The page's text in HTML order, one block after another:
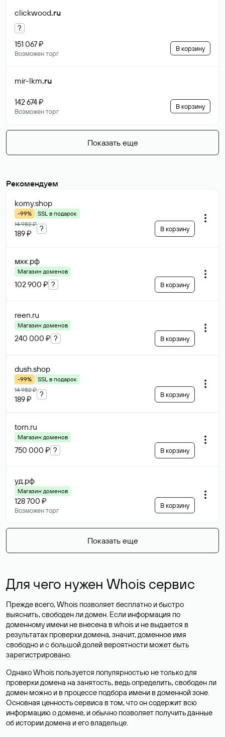
clickwood.ru
?
151 067 ₽
Возможен торг
В корзину
mir-lkm.ru
142 674 ₽
Возможен торг
В корзину
Показать еще
Рекомендуем
komy.shop
-99%
SSL в подарок
14 982 ₽
189 ₽
? В корзину
мхк.рф
Магазин доменов
102 900 ₽ ? В корзину
reen.ru
Магазин доменов
240 000 ₽ ? В корзину
dush.shop
-99%
SSL в подарок
14 982 ₽
189 ₽
? В корзину
torn.ru
Магазин доменов
750 000 ₽ ? В корзину
уд.рф
Магазин доменов
128 700 ₽
Возможен торг
В корзину
Показать еще
Для чего нужен Whois сервис
Прежде всего, Whois позволяет бесплатно и быстро
выяснить, свободен ли домен. Если информация по
доменному имени не внесена в whois и не выдается в
результатах проверки домена, значит, доменное имя
свободно и с большой долей вероятности может быть
зарегистрировано.
Однако Whois пользуется популярностью не только для
проверки домена на занятость, ведь определить, свободен ли
домен можно и в процессе подбора имени в доменной зоне.
Основная ценность сервиса в том, что он содержит всю
информацию о домене, и обычно позволяет получить данные
об истории домена и его владельце.